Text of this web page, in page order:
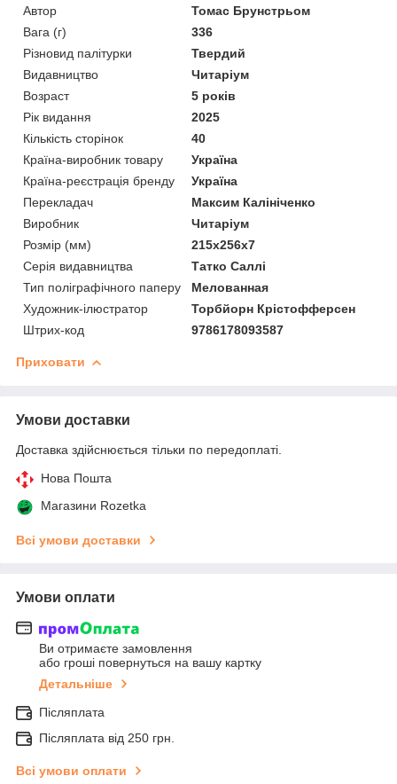
Автор
Томас Брунстрьом
Вага (г)
336
Різновид палітурки
Твердий
Видавництво
Читаріум
Возраст
5 років
Рік видання
2025
Кількість сторінок
40
Країна-виробник товару
Україна
Країна-реєстрація бренду
Україна
Перекладач
Максим Калініченко
Виробник
Читаріум
Розмір (мм)
215x256x7
Серія видавництва
Татко Саллі
Тип поліграфічного паперу
Мелованная
Художник-ілюстратор
Торбйорн Крістофферсен
Штрих-код
9786178093587
Приховати
Умови доставки
Доставка здійснюється тільки по передоплаті.
Нова Пошта
Магазини Rozetka
Всі умови доставки
Умови оплати
Ви отримаєте замовлення
або гроші повернуться на вашу картку
Детальніше
Післяплата
Післяплата від 250 грн.
Всі умови оплати